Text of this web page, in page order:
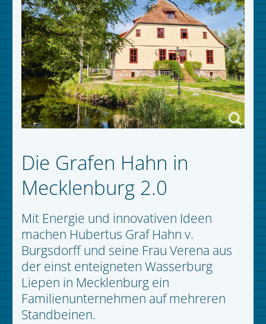
Autoren
Kontakt
Die Grafen Hahn in
Mecklenburg 2.0
Mit Energie und innovativen Ideen
machen Hubertus Graf Hahn v.
Burgsdorff und seine Frau Verena aus
der einst enteigneten Wasserburg
Liepen in Mecklenburg ein
Familienunternehmen auf mehreren
Standbeinen.